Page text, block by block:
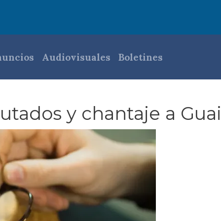
Audiovisuales Boletines
y chantaje a